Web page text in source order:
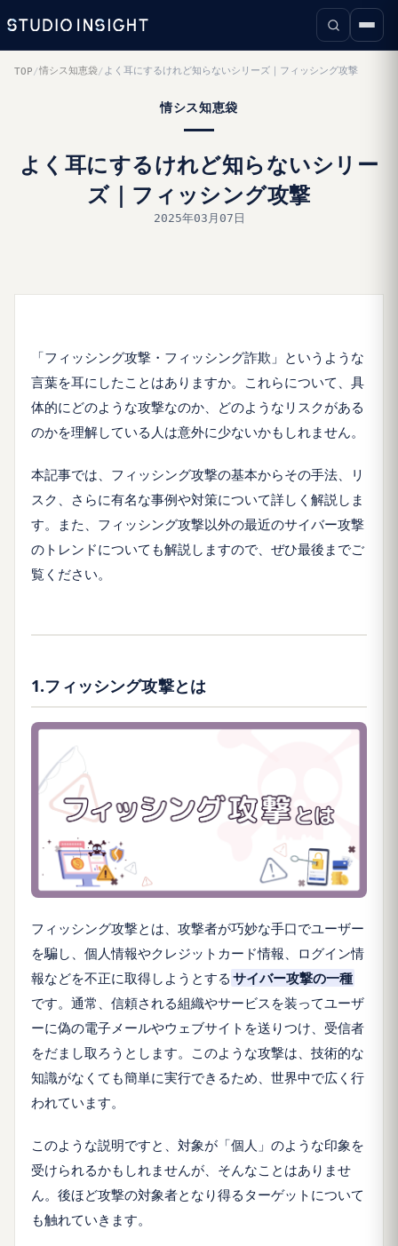
TOP /情シス知恵袋 / よく耳にするけれど知らないシリーズ｜フィッシング攻撃
情シス知恵袋
よく耳にするけれど知らないシリー
ズ｜フィッシング攻撃
2025年03月07日
「フィッシング攻撃・フィッシング詐欺」というような
言葉を耳にしたことはありますか。これらについて、具
体的にどのような攻撃なのか、どのようなリスクがある
のかを理解している人は意外に少ないかもしれません。
本記事では、フィッシング攻撃の基本からその手法、リ
スク、さらに有名な事例や対策について詳しく解説しま
す。また、フィッシング攻撃以外の最近のサイバー攻撃
のトレンドについても解説しますので、ぜひ最後までご
覧ください。
1.フィッシング攻撃とは
フィッシング攻撃とは、攻撃者が巧妙な手口でユーザー
を騙し、個人情報やクレジットカード情報、ログイン情
報などを不正に取得しようとする サイバー攻撃の一種
です。通常、信頼される組織やサービスを装ってユーザ
ーに偽の電子メールやウェブサイトを送りつけ、受信者
をだまし取ろうとします。このような攻撃は、技術的な
知識がなくても簡単に実行できるため、世界中で広く行
われています。
このような説明ですと、対象が「個人」のような印象を
受けられるかもしれませんが、そんなことはありませ
ん。後ほど攻撃の対象者となり得るターゲットについて
も触れていきます。